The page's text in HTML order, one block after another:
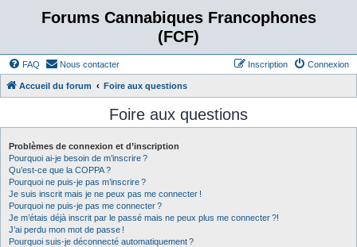
Forums Cannabiques Francophones
(FCF)
FAQ Nous contacter Connexion
Inscription
Accueil du forum Foire aux questions
Foire aux questions
Problèmes de connexion et d’inscription
Pourquoi ai-je besoin de m’inscrire ?
Qu’est-ce que la COPPA ?
Pourquoi ne puis-je pas m’inscrire ?
Je suis inscrit mais je ne peux pas me connecter !
Pourquoi ne puis-je pas me connecter ?
Je m’étais déjà inscrit par le passé mais ne peux plus me connecter ?!
J’ai perdu mon mot de passe !
Pourquoi suis-je déconnecté automatiquement ?